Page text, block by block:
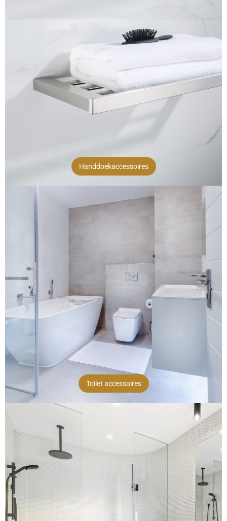
Handdoekaccessoires
Toilet accessoires